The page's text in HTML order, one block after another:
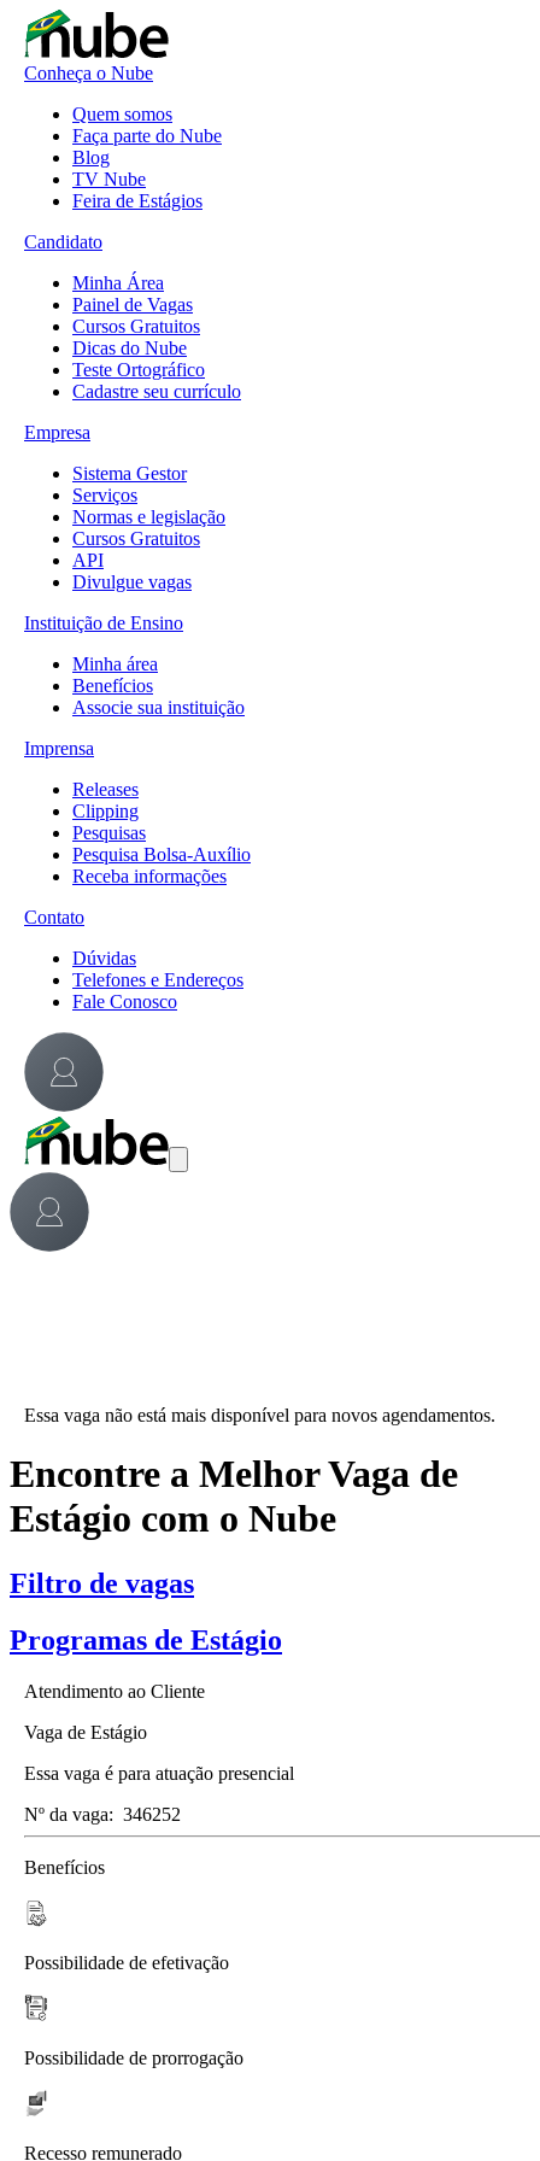
Conheça o Nube
Quem somos
Faça parte do Nube
Blog
TV Nube
Feira de Estágios
Candidato
Minha Área
Painel de Vagas
Cursos Gratuitos
Dicas do Nube
Teste Ortográfico
Cadastre seu currículo
Empresa
Sistema Gestor
Serviços
Normas e legislação
Cursos Gratuitos
API
Divulgue vagas
Instituição de Ensino
Minha área
Benefícios
Associe sua instituição
Imprensa
Releases
Clipping
Pesquisas
Pesquisa Bolsa-Auxílio
Receba informações
Contato
Dúvidas
Telefones e Endereços
Fale Conosco
Essa vaga não está mais disponível para novos agendamentos.
Encontre a Melhor Vaga de
Estágio com o Nube
Filtro de vagas
Programas de Estágio
Atendimento ao Cliente
Vaga de Estágio
Essa vaga é para atuação presencial
Nº da vaga: 346252
Benefícios
Possibilidade de efetivação
Possibilidade de prorrogação
Recesso remunerado